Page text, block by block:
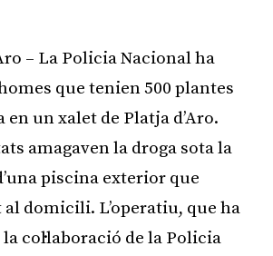
– La Policia Nacional ha
que tenien 500 plantes
un xalet de Platja d’Aro.
amagaven la droga sota la
piscina exterior que
al domicili. L’operatiu, que ha
col·laboració de la Policia